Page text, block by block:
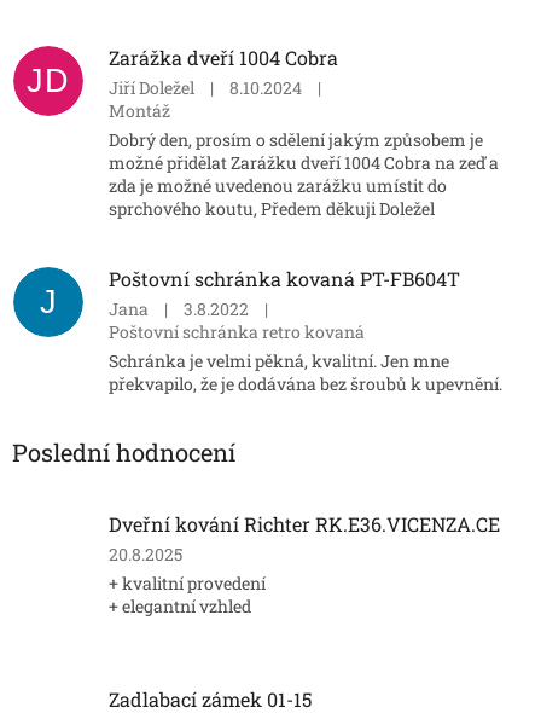
JD
Zarážka dveří 1004 Cobra
Jiří Doležel | 8.10.2024
|
Montáž
Dobrý den, prosím o sdělení jakým způsobem je
možné přidělat Zarážku dveří 1004 Cobra na zeď a
zda je možné uvedenou zarážku umístit do
sprchového koutu, Předem děkuji Doležel
J
Poštovní schránka kovaná PT-FB604T
Jana | 3.8.2022
|
Poštovní schránka retro kovaná
Schránka je velmi pěkná, kvalitní. Jen mne
překvapilo, že je dodávána bez šroubů k upevnění.
Poslední hodnocení
Dveřní kování Richter RK.E36.VICENZA.CE
Hodnocení
produktu
je
hvězdiček.
20.8.2025
+ kvalitní provedení
+ elegantní vzhled
Zadlabací zámek 01-15